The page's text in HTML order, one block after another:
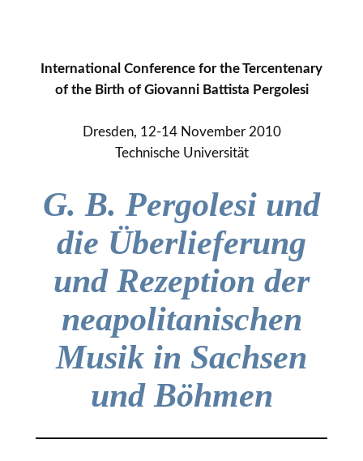
International Conference for the Tercentenary
of the Birth of Giovanni Battista Pergolesi
Dresden, 12-14 November 2010
Technische Universität
G. B. Pergolesi und
die Überlieferung
und Rezeption der
neapolitanischen
Musik in Sachsen
und Böhmen